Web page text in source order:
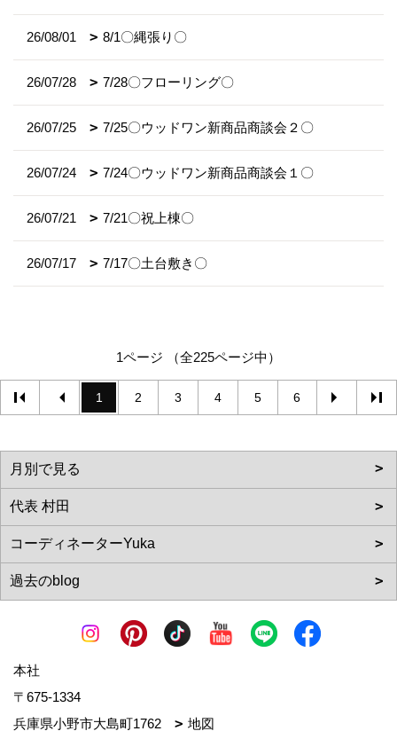
26/08/01 8/1〇縄張り〇
26/07/28 7/28〇フローリング〇
26/07/25 7/25〇ウッドワン新商品商談会２〇
26/07/24 7/24〇ウッドワン新商品商談会１〇
26/07/21 7/21〇祝上棟〇
26/07/17 7/17〇土台敷き〇
1ページ （全225ページ中）
1 2 3 4 5 6
本社
〒675-1334
兵庫県小野市大島町1762
地図